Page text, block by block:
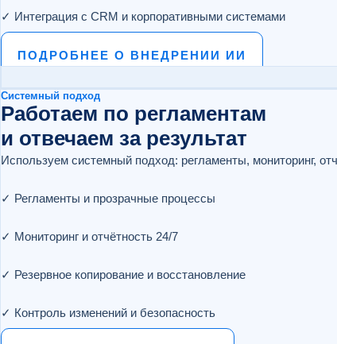
✓ Интеграция с CRM и корпоративными системами
ПОДРОБНЕЕ О ВНЕДРЕНИИ ИИ
Системный подход
Работаем по регламентам
и отвечаем за результат
Используем системный подход: регламенты, мониторинг,
✓ Регламенты и прозрачные процессы
✓ Мониторинг и отчётность 24/7
✓ Резервное копирование и восстановление
✓ Контроль изменений и безопасность